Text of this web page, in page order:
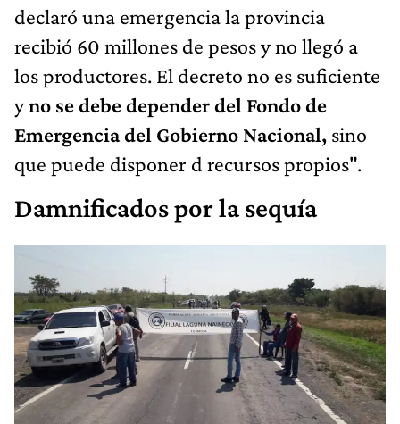
declaró una emergencia la provincia
recibió 60 millones de pesos y no llegó a
los productores. El decreto no es suficiente
yno se debe depender del Fondo de
Emergencia del Gobierno Nacional, sino
que puede disponer d recursos propios".
Damnificados por la sequía